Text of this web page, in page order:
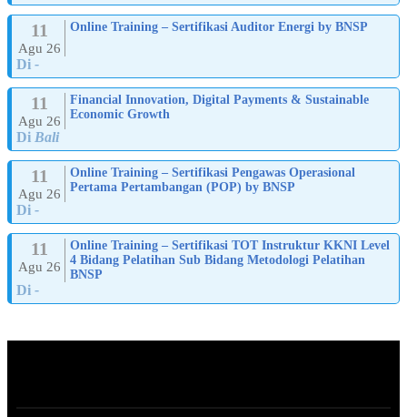
11
Agu 26
Online Training – Sertifikasi Auditor Energi by BNSP
Di -
11
Agu 26
Financial Innovation, Digital Payments & Sustainable
Economic Growth
Di Bali
11
Agu 26
Online Training – Sertifikasi Pengawas Operasional
Pertama Pertambangan (POP) by BNSP
Di -
11
Agu 26
Online Training – Sertifikasi TOT Instruktur KKNI Level
4 Bidang Pelatihan Sub Bidang Metodologi Pelatihan
BNSP
Di -